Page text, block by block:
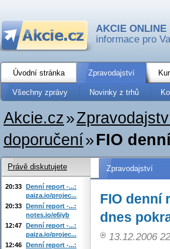
AKCIE ONLINE
informace pro
Úvodní stránka Zpravodajství
Všechny zprávy Novinky z trhů
Akcie.cz»
doporučení»FIO
Zpravodajství
FIO denní
dnes
13.12.2006
Právě diskutujete
20:33 Denní report -...:
paiza.io/projec...
20:33 Denní report -...:
notes.io/e6iyb
12:47 Denní report -...:
paiza.io/projec...
12:46 Denní report -...: